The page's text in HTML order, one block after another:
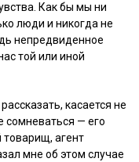
Как бы мы ни
люди и никогда не
непредвиденное
той или иной
касается не
сомневаться — его
агент
мне об этом случае